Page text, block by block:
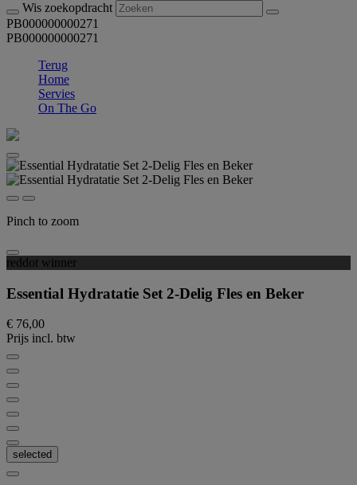
Wis zoekopdracht
PB000000000271
PB000000000271
Terug
Home
Servies
On The Go
Pinch to zoom
reddot winner
Essential Hydratatie Set 2-Delig Fles en Beker
€ 76,00
Prijs incl. btw
selected